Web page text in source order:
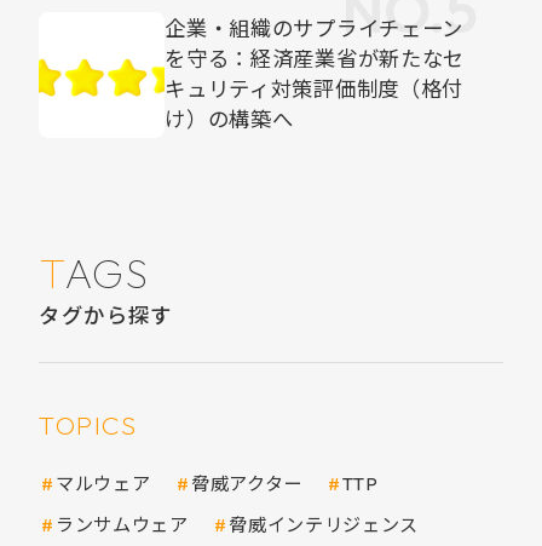
企業・組織のサプライチェーン
を守る：経済産業省が新たなセ
キュリティ対策評価制度（格付
け）の構築へ
TAGS
タグから探す
TOPICS
マルウェア 脅威アクター
TTP
ランサムウェア
脅威インテリジェンス